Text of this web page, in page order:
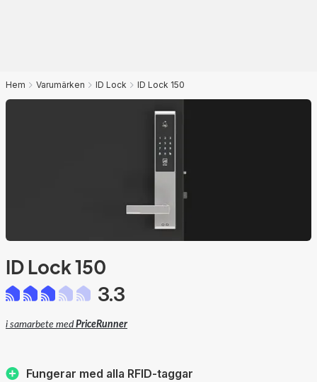
Hem Varumärken ID Lock ID Lock 150
ID Lock 150
3.3
i samarbete med PriceRunner
Fungerar med alla RFID-taggar